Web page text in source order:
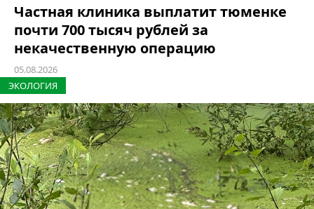
Частная клиника выплатит тюменке
почти 700 тысяч рублей за
некачественную операцию
05.08.2026
ЭКОЛОГИЯ